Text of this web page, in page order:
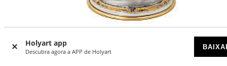
Holyart app
Descubra agora a APP de Holyart
Cálice Paixão de Cristo copa prata acabamento duas cores
DISPONÍVEL POR ENCOMENDA